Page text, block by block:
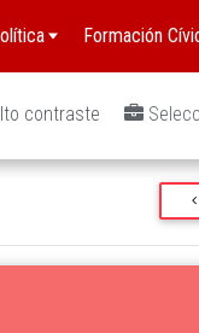
Formación
contraste